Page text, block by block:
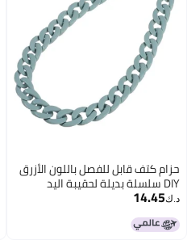
حزام كتف قابل للفصل باللون الأزرق
DIY سلسلة بديلة لحقيبة اليد
للسيدات والفتيات
د.ك‏14.45